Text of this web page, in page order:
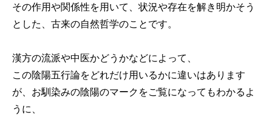
その作用や関係性を用いて、状況や存在を解き明かそう
とした、古来の自然哲学のことです。
漢方の流派や中医かどうかなどによって、
この陰陽五行論をどれだけ用いるかに違いはあります
が、お馴染みの陰陽のマークをご覧になってもわかるよ
うに、